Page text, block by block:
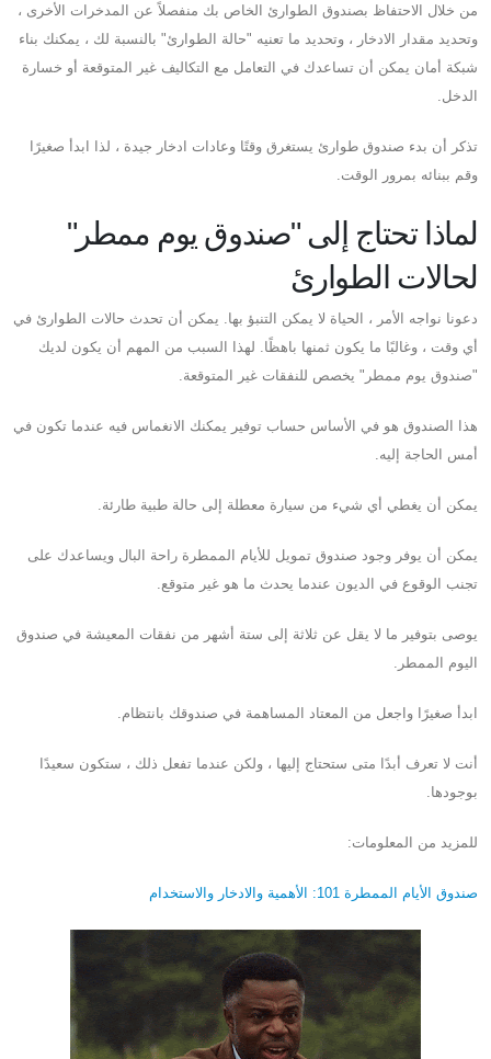
من خلال الاحتفاظ بصندوق الطوارئ الخاص بك منفصلاً عن المدخرات الأخرى ،
وتحديد مقدار الادخار ، وتحديد ما تعنيه "حالة الطوارئ" بالنسبة لك ، يمكنك بناء
شبكة أمان يمكن أن تساعدك في التعامل مع التكاليف غير المتوقعة أو خسارة
الدخل.
تذكر أن بدء صندوق طوارئ يستغرق وقتًا وعادات ادخار جيدة ، لذا ابدأ صغيرًا
وقم ببنائه بمرور الوقت.
لماذا تحتاج إلى "صندوق يوم ممطر"
لحالات الطوارئ
دعونا نواجه الأمر ، الحياة لا يمكن التنبؤ بها. يمكن أن تحدث حالات الطوارئ في
أي وقت ، وغالبًا ما يكون ثمنها باهظًا. لهذا السبب من المهم أن يكون لديك
"صندوق يوم ممطر" يخصص للنفقات غير المتوقعة.
هذا الصندوق هو في الأساس حساب توفير يمكنك الانغماس فيه عندما تكون في
أمس الحاجة إليه.
يمكن أن يغطي أي شيء من سيارة معطلة إلى حالة طبية طارئة.
يمكن أن يوفر وجود صندوق تمويل للأيام الممطرة راحة البال ويساعدك على
تجنب الوقوع في الديون عندما يحدث ما هو غير متوقع.
يوصى بتوفير ما لا يقل عن ثلاثة إلى ستة أشهر من نفقات المعيشة في صندوق
اليوم الممطر.
ابدأ صغيرًا واجعل من المعتاد المساهمة في صندوقك بانتظام.
أنت لا تعرف أبدًا متى ستحتاج إليها ، ولكن عندما تفعل ذلك ، ستكون سعيدًا
بوجودها.
للمزيد من المعلومات:
صندوق الأيام الممطرة 101: الأهمية والادخار والاستخدام